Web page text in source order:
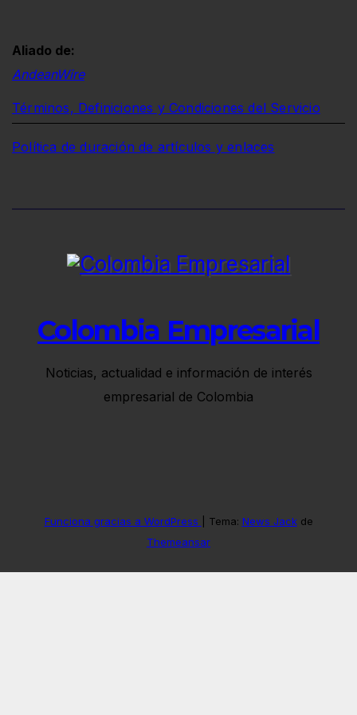
Aliado de:
AndeanWire
Términos, Definiciones y Condiciones del Servicio
Política de duración de artículos y enlaces
Colombia Empresarial
Noticias, actualidad e información de interés
empresarial de Colombia
Funciona gracias a WordPress Tema: News Jackde
Themeansar